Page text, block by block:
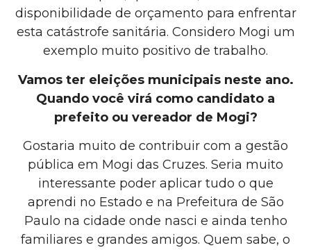
disponibilidade de orçamento para enfrentar
esta catástrofe sanitária. Considero Mogi um
exemplo muito positivo de trabalho.
Vamos ter eleições municipais neste ano.
Quando você virá como candidato a
prefeito ou vereador de Mogi?
Gostaria muito de contribuir com a gestão
pública em Mogi das Cruzes. Seria muito
interessante poder aplicar tudo o que
aprendi no Estado e na Prefeitura de São
Paulo na cidade onde nasci e ainda tenho
familiares e grandes amigos. Quem sabe, o